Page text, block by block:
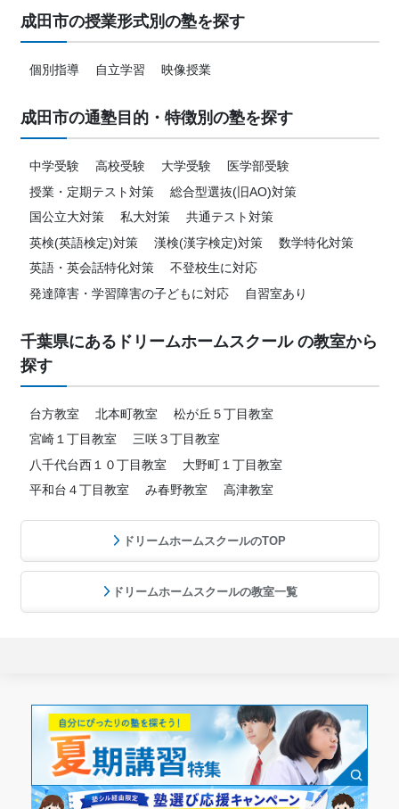
成田市の授業形式別の塾を探す
個別指導 自立学習 映像授業
成田市の通塾目的・特徴別の塾を探す
中学受験 高校受験 大学受験
医学部受験
授業・定期テスト対策
総合型選抜(旧AO)対策
国公立大対策
私大対策
共通テスト対策
英検(英語検定)対策
漢検(漢字検定)対策
数学特化対策
英語・英会話特化対策
不登校生に対応
発達障害・学習障害の子どもに対応
自習室あり
千葉県にあるドリームホームスクール の教室から
探す
台方教室 北本町教室
松が丘５丁目教室
宮崎１丁目教室
三咲３丁目教室
八千代台西１０丁目教室
大野町１丁目教室
平和台４丁目教室
み春野教室 高津教室
ドリームホームスクールのTOP
ドリームホームスクールの教室一覧